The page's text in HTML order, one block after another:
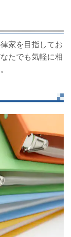
家を目指してお
たでも気軽に相